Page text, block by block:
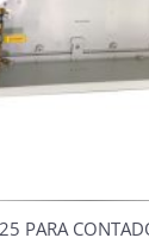
PARA